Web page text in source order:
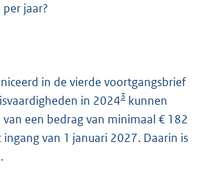
jaar?
in de vierde voortgangsbrief
in 20243 kunnen
een bedrag van minimaal € 182
van 1 januari 2027. Daarin is